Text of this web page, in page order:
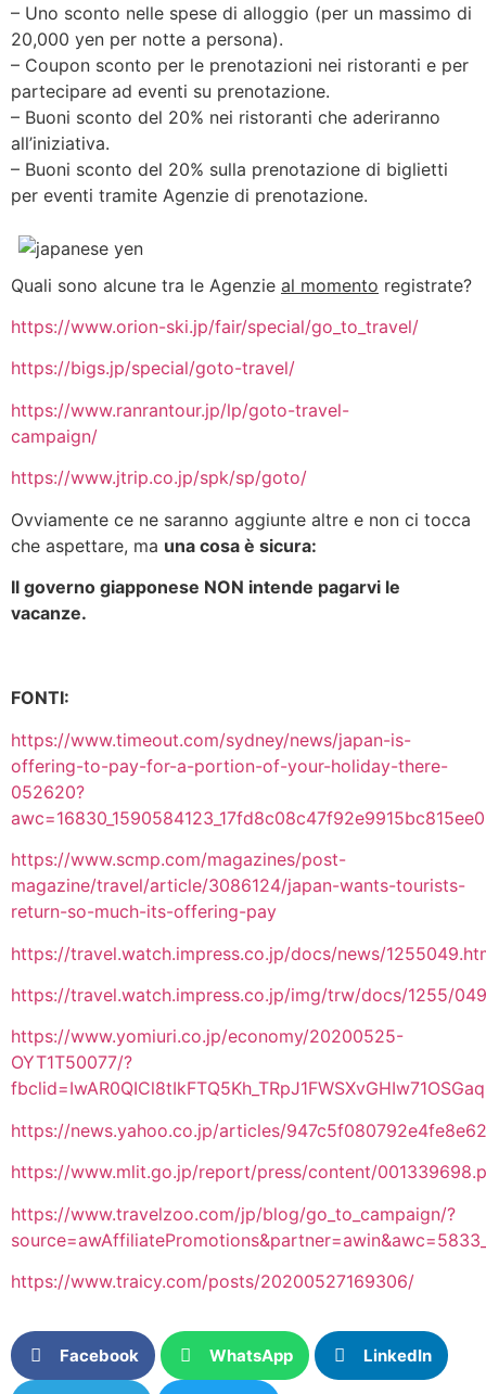
– Uno sconto nelle spese di alloggio (per un massimo di
20,000 yen per notte a persona).
– Coupon sconto per le prenotazioni nei ristoranti e per
partecipare ad eventi su prenotazione.
– Buoni sconto del 20% nei ristoranti che aderiranno
all’iniziativa.
– Buoni sconto del 20% sulla prenotazione di biglietti
per eventi tramite Agenzie di prenotazione.
Quali sono alcune tra le Agenzie al momento registrate?
https://www.orion-ski.jp/fair/special/go_to_travel/
https://bigs.jp/special/goto-travel/
https://www.ranrantour.jp/lp/goto-travel-
campaign/
https://www.jtrip.co.jp/spk/sp/goto/
Ovviamente ce ne saranno aggiunte altre e non ci tocca
che aspettare, ma una cosa è sicura:
Il governo giapponese NON intende pagarvi le
vacanze.
FONTI:
https://www.timeout.com/sydney/news/japan-is-
offering-to-pay-for-a-portion-of-your-holiday-there-
052620?
https://www.scmp.com/magazines/post-
magazine/travel/article/3086124/japan-wants-tourists-
return-so-much-its-offering-pay
https://travel.watch.impress.co.jp/docs/news/
https://travel.watch.impress.co.jp/img/trw/docs/1255/
https://www.yomiuri.co.jp/economy/20200525-
OYT1T50077/?
https://news.yahoo.co.jp/articles/
https://www.mlit.go.jp/report/press/content/
https://www.travelzoo.com/jp/blog/go_to_campaign/?
https://www.traicy.com/posts/20200527169306/
Facebook WhatsApp LinkedIn